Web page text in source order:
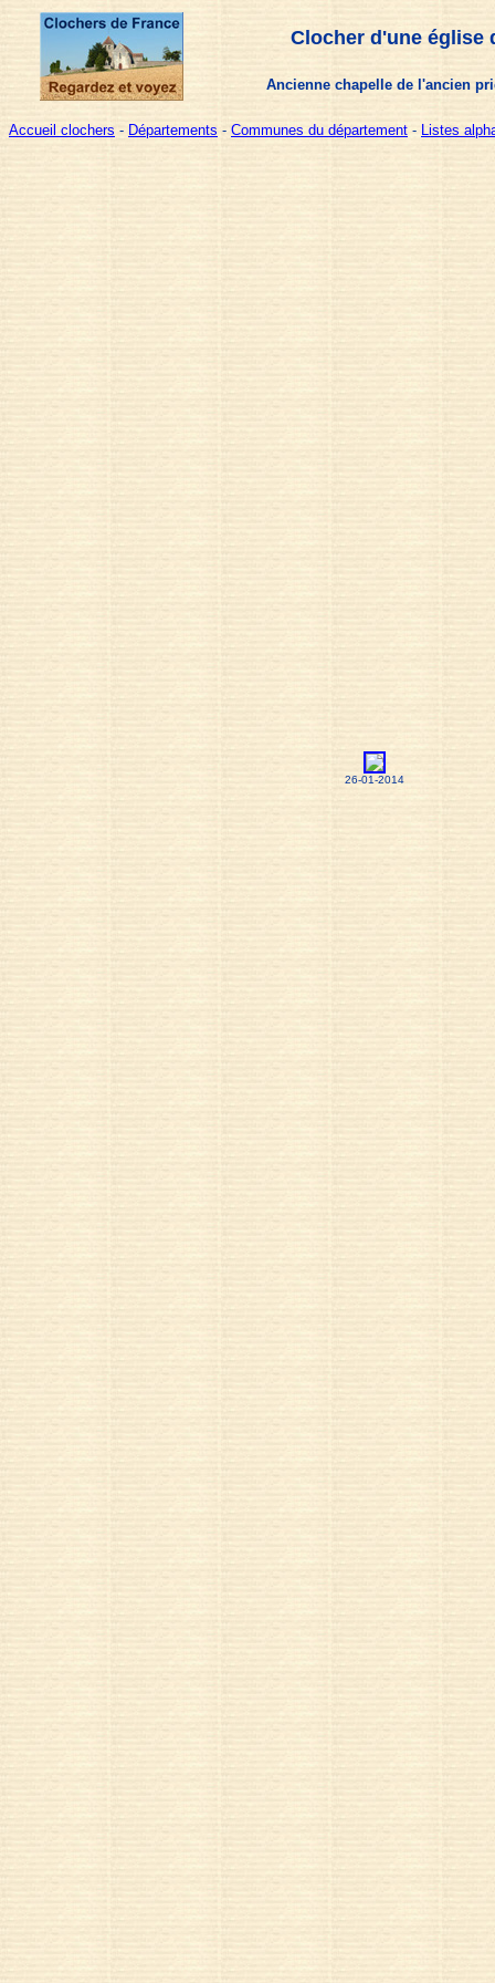
Clocher d'une église
Ancienne chapelle de l'ancien
Accueil clochers - Départements - Communes du département - Listes
26-01-2014